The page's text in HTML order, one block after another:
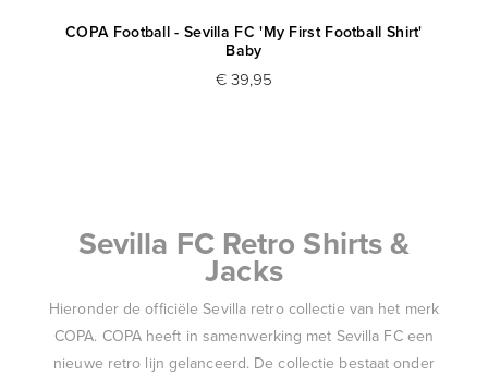
COPA Football - Sevilla FC 'My First Football Shirt'
Baby
€ 39,95
Sevilla FC Retro Shirts &
Jacks
Hieronder de officiële Sevilla retro collectie van het merk
COPA. COPA heeft in samenwerking met Sevilla FC een
nieuwe retro lijn gelanceerd. De collectie bestaat onder